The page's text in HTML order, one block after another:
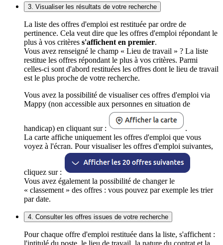
3. Visualiser les résultats de votre recherche
La liste des offres d'emploi est restituée par ordre de
pertinence. Cela veut dire que les offres d'emploi répondant le
plus à vos critères s'affichent en premier.
Vous avez renseigné le champ « Lieu de travail » ? La liste
restitue les offres répondant le plus à vos critères. Parmi
celles-ci sont d'abord restituées les offres dont le lieu de travail
est le plus proche de votre recherche.
Vous avez la possibilité de visualiser ces offres d'emploi via
Mappy (non accessible aux personnes en situation de
handicap) en cliquant sur :
.
La carte affiche uniquement les offres d'emploi que vous
voyez à l'écran. Pour visualiser les offres d'emploi suivantes,
cliquez sur :
Vous avez également la possibilité de changer le
« classement » des offres : vous pouvez par exemple les trier
par date.
4. Consulter les offres issues de votre recherche
Pour chaque offre d'emploi restituée dans la liste, s'affichent :